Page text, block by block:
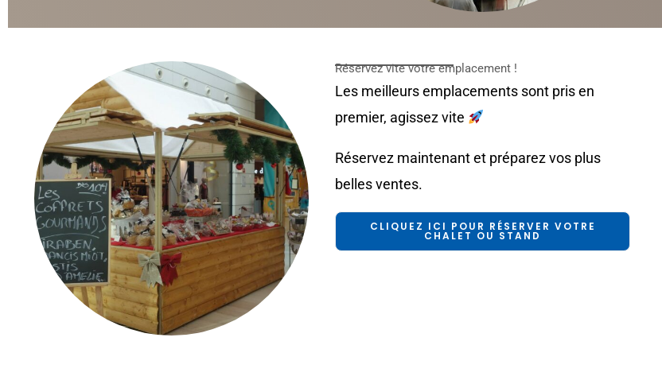
Réservez vite votre emplacement !
Les meilleurs emplacements sont pris en
premier, agissez vite
Réservez maintenant et préparez vos plus
belles ventes.
CLIQUEZ ICI POUR RÉSERVER VOTRE
CHALET OU STAND